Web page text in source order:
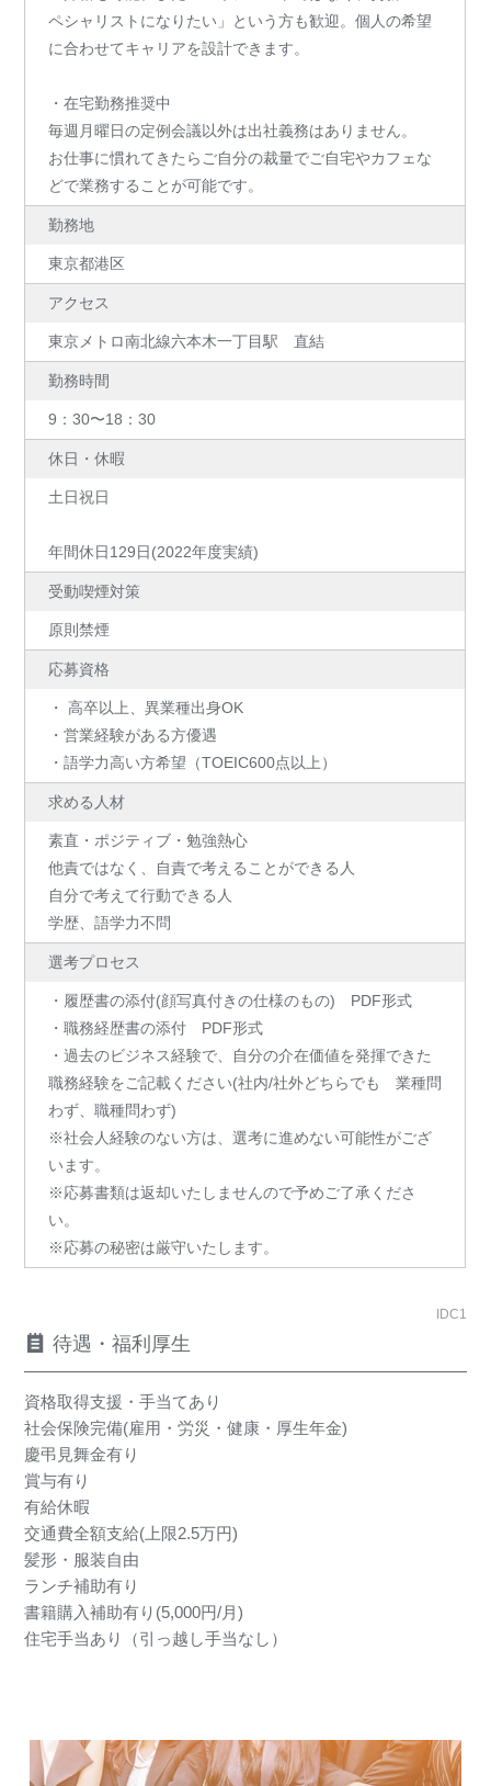
ペシャリストになりたい」という方も歓迎。個人の希望
に合わせてキャリアを設計できます。
・在宅勤務推奨中
毎週月曜日の定例会議以外は出社義務はありません。
お仕事に慣れてきたらご自分の裁量でご自宅やカフェな
どで業務することが可能です。
勤務地
東京都港区
アクセス
東京メトロ南北線六本木一丁目駅 直結
勤務時間
9：30〜18：30
休日・休暇
土日祝日
年間休日129日(2022年度実績)
受動喫煙対策
原則禁煙
応募資格
・ 高卒以上、異業種出身OK
・営業経験がある方優遇
・語学力高い方希望（TOEIC600点以上）
求める人材
素直・ポジティブ・勉強熱心
他責ではなく、自責で考えることができる人
自分で考えて行動できる人
学歴、語学力不問
選考プロセス
・履歴書の添付(顔写真付きの仕様のもの) PDF形式
・職務経歴書の添付 PDF形式
・過去のビジネス経験で、自分の介在価値を発揮できた
職務経験をご記載ください(社内/社外どちらでも 業種問
わず、職種問わず)
※社会人経験のない方は、選考に進めない可能性がござ
います。
※応募書類は返却いたしませんので予めご了承くださ
い。
※応募の秘密は厳守いたします。
IDC1
待遇・福利厚生
資格取得支援・手当てあり
社会保険完備(雇用・労災・健康・厚生年金)
慶弔見舞金有り
賞与有り
有給休暇
交通費全額支給(上限2.5万円)
髪形・服装自由
ランチ補助有り
書籍購入補助有り(5,000円/月)
住宅手当あり（引っ越し手当なし）